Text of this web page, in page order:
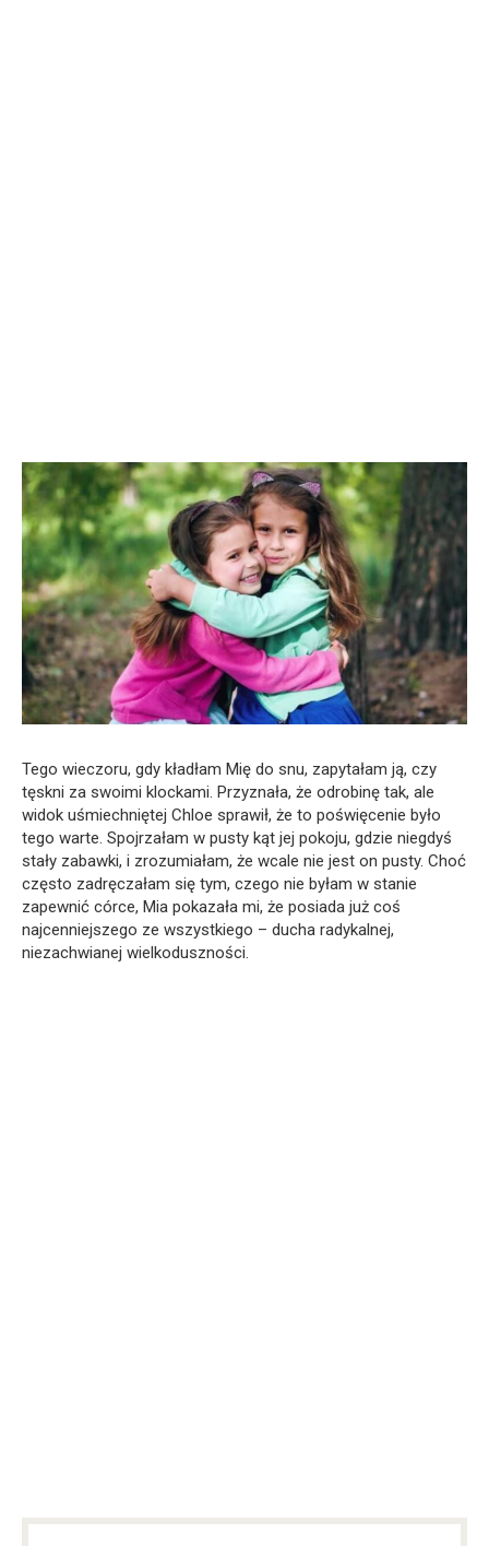
Tego wieczoru, gdy kładłam Mię do snu, zapytałam ją, czy
tęskni za swoimi klockami. Przyznała, że odrobinę tak, ale
widok uśmiechniętej Chloe sprawił, że to poświęcenie było
tego warte. Spojrzałam w pusty kąt jej pokoju, gdzie niegdyś
stały zabawki, i zrozumiałam, że wcale nie jest on pusty. Choć
często zadręczałam się tym, czego nie byłam w stanie
zapewnić córce, Mia pokazała mi, że posiada już coś
najcenniejszego ze wszystkiego – ducha radykalnej,
niezachwianej wielkoduszności.